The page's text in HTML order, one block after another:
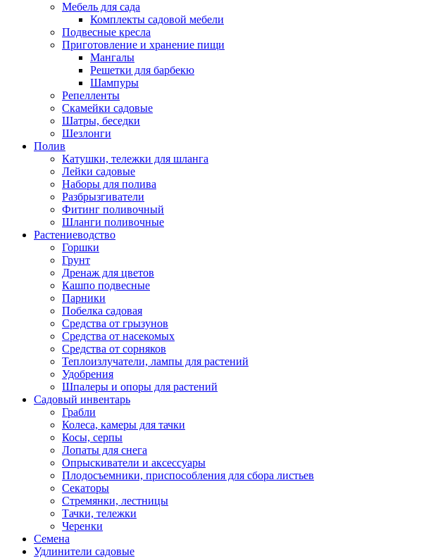
Мебель для сада
Комплекты садовой мебели
Подвесные кресла
Приготовление и хранение пищи
Мангалы
Решетки для барбекю
Шампуры
Репелленты
Скамейки садовые
Шатры, беседки
Шезлонги
Полив
Катушки, тележки для шланга
Лейки садовые
Наборы для полива
Разбрызгиватели
Фитинг поливочный
Шланги поливочные
Растениеводство
Горшки
Грунт
Дренаж для цветов
Кашпо подвесные
Парники
Побелка садовая
Средства от грызунов
Средства от насекомых
Средства от сорняков
Теплоизлучатели, лампы для растений
Удобрения
Шпалеры и опоры для растений
Садовый инвентарь
Грабли
Колеса, камеры для тачки
Косы, серпы
Лопаты для снега
Опрыскиватели и аксессуары
Плодосъемники, приспособления для сбора листьев
Секаторы
Стремянки, лестницы
Тачки, тележки
Черенки
Семена
Удлинители садовые